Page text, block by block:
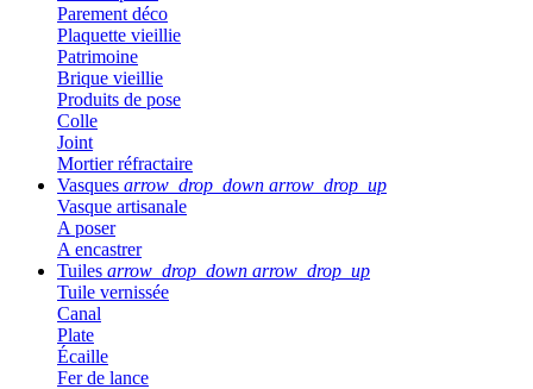
Parement déco
Plaquette vieillie
Patrimoine
Brique vieillie
Produits de pose
Colle
Joint
Mortier réfractaire
Vasques arrow_drop_down arrow_drop_up
Vasque artisanale
A poser
A encastrer
Tuiles arrow_drop_down arrow_drop_up
Tuile vernissée
Canal
Plate
Écaille
Fer de lance